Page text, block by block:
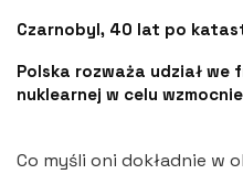
Czarnobyl, 40 lat po
Polska rozważa udział
nuklearnej w celu
Co myśli oni dokładnie w